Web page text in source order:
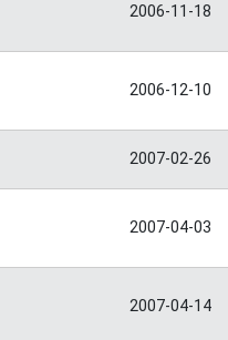
2006-11-18
2006-12-10
2007-02-26
2007-04-03
2007-04-14